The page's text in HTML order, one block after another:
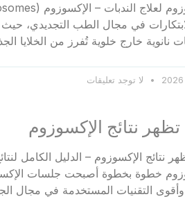
في مجال الطب التجديدي،
نانوية خارج خلوية تُفرز من الخلايا
لا توجد تعليقات
نتائج الإكسوزوم
نتائج الإكسوزوم – الدليل الكامل
خطوة بخطوة أصبحت جلسات
التقنيات المستخدمة في مجال